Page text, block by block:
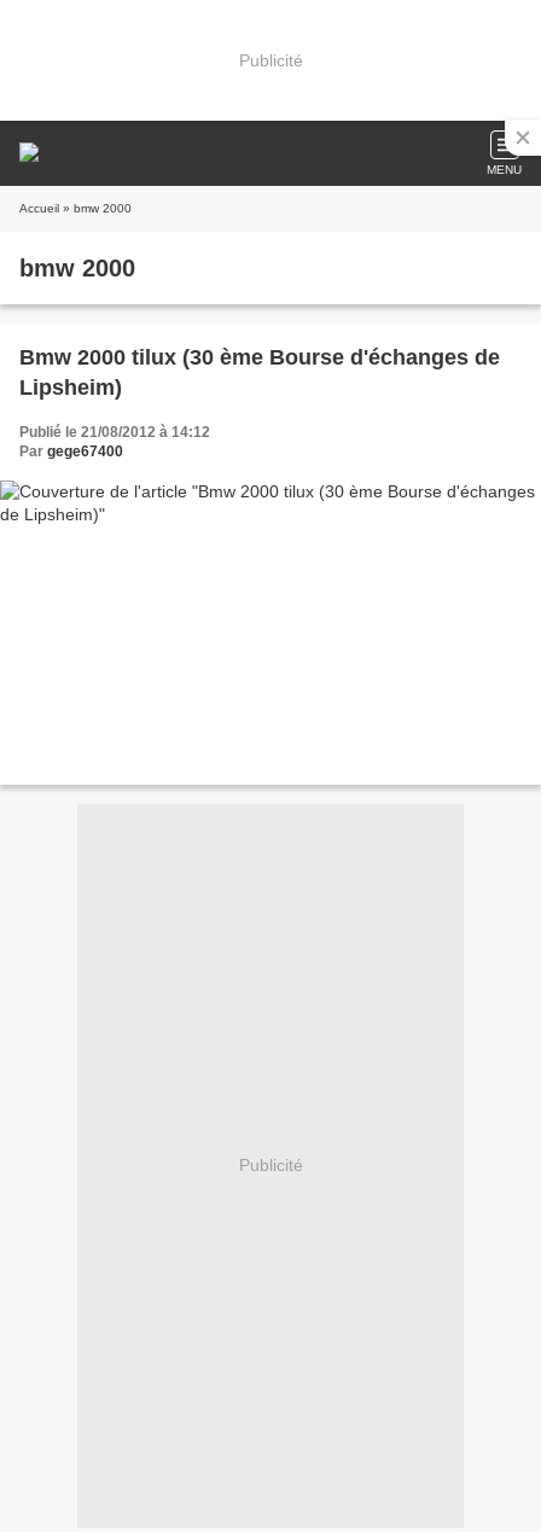
Publicité
MENU
Accueil » bmw 2000
bmw 2000
Bmw 2000 tilux (30 ème Bourse d'échanges de
Lipsheim)
Publié le 21/08/2012 à 14:12
Par gege67400
Publicité